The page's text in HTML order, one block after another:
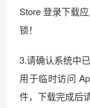
Store 登录下载
锁！
3.请确认系统中
用于临时访问
件，下载完成后